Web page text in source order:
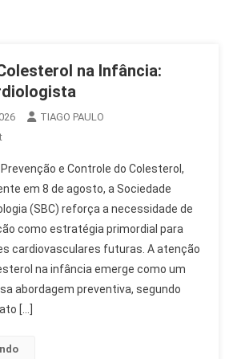
na Infância:
TIAGO PAULO
On
Do
Colesterol
Na
Infância:
Alerta
De
Cardiologista
Prevenção e Controle do Colesterol,
em 8 de agosto, a Sociedade
(SBC) reforça a necessidade de
como estratégia primordial para
cardiovasculares futuras. A atenção
na infância emerge como um
abordagem preventiva, segundo
[…]